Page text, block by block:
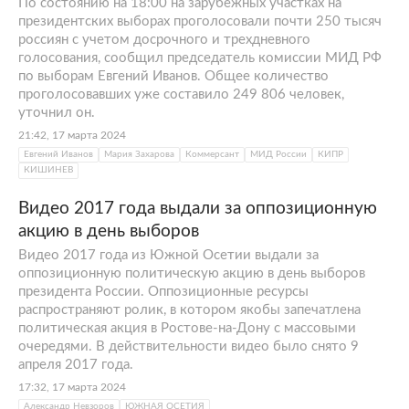
По состоянию на 18:00 на зарубежных участках на
президентских выборах проголосовали почти 250 тысяч
россиян с учетом досрочного и трехдневного
голосования, сообщил председатель комиссии МИД РФ
по выборам Евгений Иванов. Общее количество
проголосовавших уже составило 249 806 человек,
уточнил он.
21:42, 17 марта 2024
Евгений Иванов Мария Захарова Коммерсант МИД России
КИПР
КИШИНЕВ
Видео 2017 года выдали за оппозиционную
акцию в день выборов
Видео 2017 года из Южной Осетии выдали за
оппозиционную политическую акцию в день выборов
президента России. Оппозиционные ресурсы
распространяют ролик, в котором якобы запечатлена
политическая акция в Ростове-на-Дону с массовыми
очередями. В действительности видео было снято 9
апреля 2017 года.
17:32, 17 марта 2024
Александр Невзоров ЮЖНАЯ ОСЕТИЯ